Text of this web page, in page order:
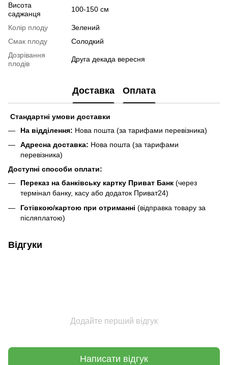
Висота
саджанця
100-150 см
Колір плоду
Зелений
Смак плоду
Солодкий
Дозрівання
плодів
Друга декада вересня
Доставка Оплата
Стандартні умови доставки
На відділення: Нова пошта (за тарифами перевізника)
Адресна доставка: Нова пошта (за тарифами
перевізника)
Доступні способи оплати:
Переказ на банківську картку Приват Банк (через
термінал банку, касу або додаток Приват24)
Готівкою/картою при отриманні (відправка товару за
післяплатою)
Відгуки
Додайте перший відгук
Написати відгук